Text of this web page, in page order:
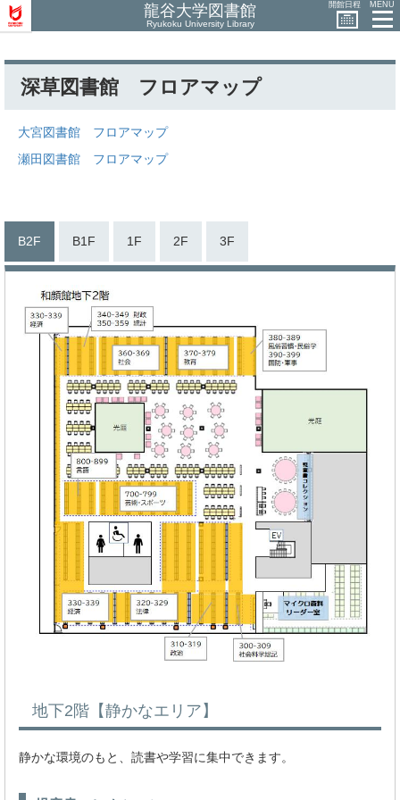
龍谷大学図書館
Ryukoku University Library
開館日程 MENU
深草図書館 フロアマップ
大宮図書館 フロアマップ
瀬田図書館 フロアマップ
B2F B1F 1F 2F 3F
地下2階【静かなエリア】
静かな環境のもと、読書や学習に集中できます。